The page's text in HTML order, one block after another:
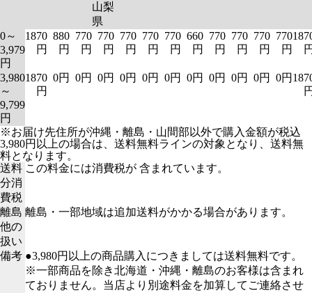
山梨
県
0～
3,979
円
1870
円
880
円
770
円
770
円
770
円
770
円
770
円
660
円
770
円
770
円
770
円
770
円
3,980
～
9,799
円
1870
円
0円 0円 0円 0円 0円 0円 0円 0円 0円 0円 0円
※お届け先住所が沖縄・離島・山間部以外で購入金額が税込
3,980円以上の場合は、送料無料ラインの対象となり、送料無
料となります。
送料
分消
費税
この料金には消費税が 含まれています。
離島
他の
扱い
離島・一部地域は追加送料がかかる場合があります。
備考 ●3,980円以上の商品購入につきましては送料無料です。
※一部商品を除き北海道・沖縄・離島のお客様は含まれ
ておりません。当店より別途料金を加算してご連絡させ